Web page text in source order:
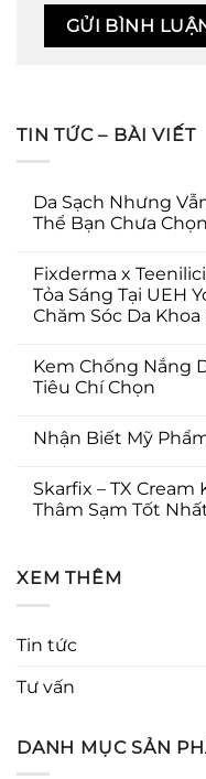
TIN TỨC – BÀI VIẾT
Da Sạch Nhưng
Thể Bạn Chưa
Fixderma x
Tỏa Sáng Tại UEH
Chăm Sóc Da
Kem Chống Nắng
Tiêu Chí Chọn
Nhận Biết Mỹ
Skarfix – TX
Thâm Sạm Tốt
XEM THÊM
Tin tức
Tư vấn
DANH MỤC SẢN